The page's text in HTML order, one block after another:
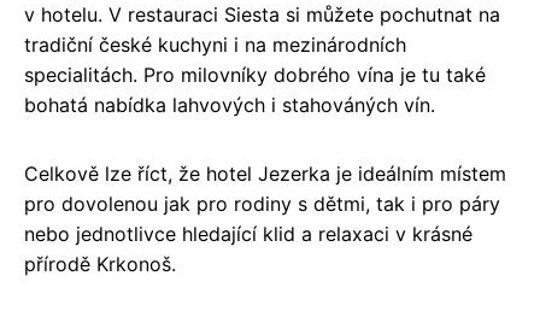
v hotelu. V restauraci Siesta si můžete pochutnat na
tradiční české kuchyni i na mezinárodních
specialitách. Pro milovníky dobrého vína je tu také
bohatá nabídka lahvových i stahováných vín.
Celkově lze říct, že hotel Jezerka je ideálním místem
pro dovolenou jak pro rodiny s dětmi, tak i pro páry
nebo jednotlivce hledající klid a relaxaci v krásné
přírodě Krkonoš.